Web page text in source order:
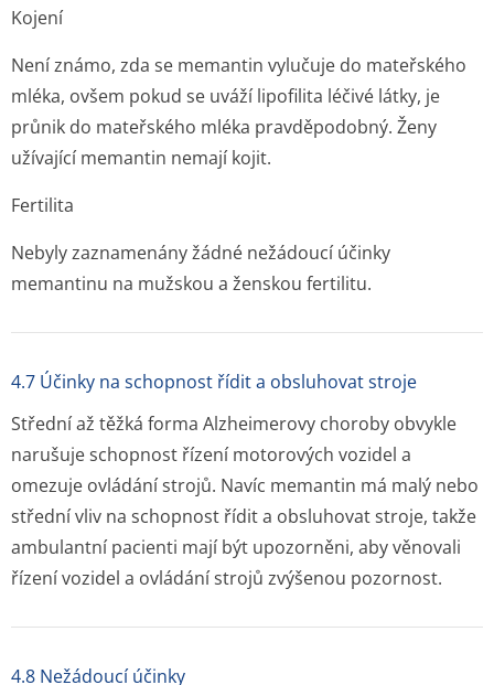
Kojení
Není známo, zda se memantin vylučuje do mateřského
mléka, ovšem pokud se uváží lipofilita léčivé látky, je
průnik do mateřského mléka pravděpodobný. Ženy
užívající memantin nemají kojit.
Fertilita
Nebyly zaznamenány žádné nežádoucí účinky
memantinu na mužskou a ženskou fertilitu.
4.7 Účinky na schopnost řídit a obsluhovat stroje
Střední až těžká forma Alzheimerovy choroby obvykle
narušuje schopnost řízení motorových vozidel a
omezuje ovládání strojů. Navíc memantin má malý nebo
střední vliv na schopnost řídit a obsluhovat stroje, takže
ambulantní pacienti mají být upozorněni, aby věnovali
řízení vozidel a ovládání strojů zvýšenou pozornost.
4.8 Nežádoucí účinky